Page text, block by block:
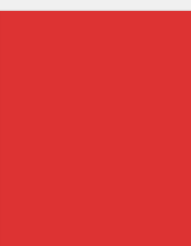
عبدالمنعم يكتب عن: